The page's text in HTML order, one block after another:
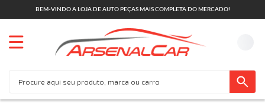
BEM-VINDO A LOJA DE AUTO PEÇAS MAIS COMPLETA DO MERCADO!